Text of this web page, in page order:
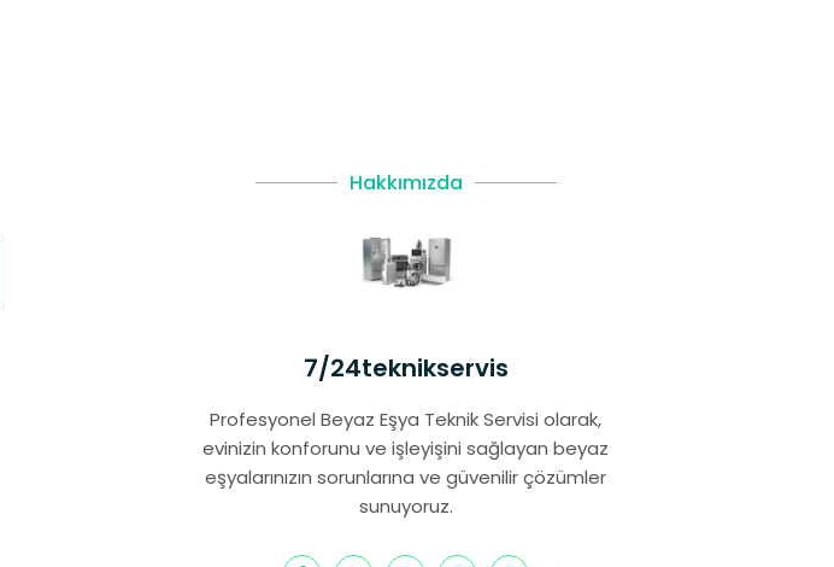
Hakkımızda
7/24teknikservis
Profesyonel Beyaz Eşya Teknik Servisi olarak,
evinizin konforunu ve işleyişini sağlayan beyaz
eşyalarınızın sorunlarına ve güvenilir çözümler
sunuyoruz.